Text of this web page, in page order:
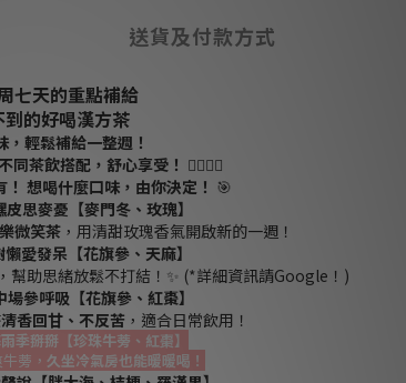
送貨及付款方式
七天的重點補給
的好喝漢方茶
，輕鬆補給一整週！
同茶飲搭配，舒心享受！ 💆‍♂💆‍♀
想喝什麼口味，由你決定！ 🎯
思麥憂【麥門冬、玫瑰】
微笑茶 ，用清甜玫瑰香氣開啟新的一週！
愛發呆【花旗參、天麻】
幫助思緒放鬆不打結！✨ (*詳細資訊請Google！)
參呼吸【花旗參、紅棗】
清香回甘、不反苦 ，適合日常飲用！
季掰掰【珍珠牛蒡、紅棗】
蒡， 久坐冷氣房也能暖暖喝！